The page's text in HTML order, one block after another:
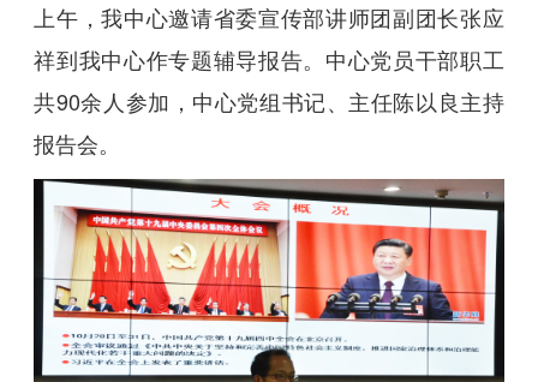
上午，我中心邀请省委宣传部讲师团副团长张应
祥到我中心作专题辅导报告。中心党员干部职工
共90余人参加，中心党组书记、主任陈以良主持
报告会。